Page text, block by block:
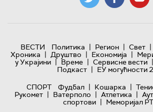
ВЕСТИ Политика | Регион | Свет |
Хроника | Друштво | Економија |
у Украјини | Време | Сервисне вести |
Подкаст | ЕУ могућности
СПОРТ
Фудбал | Кошарка |
Рукомет | Ватерполо | Атлетика |
спортови | Меморијал